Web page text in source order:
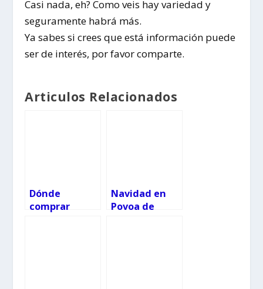
Casi nada, eh? Como veis hay variedad y
seguramente habrá más.
Ya sabes si crees que está información puede
ser de interés, por favor comparte.
Articulos Relacionados
Dónde
comprar
Navidad en
Povoa de